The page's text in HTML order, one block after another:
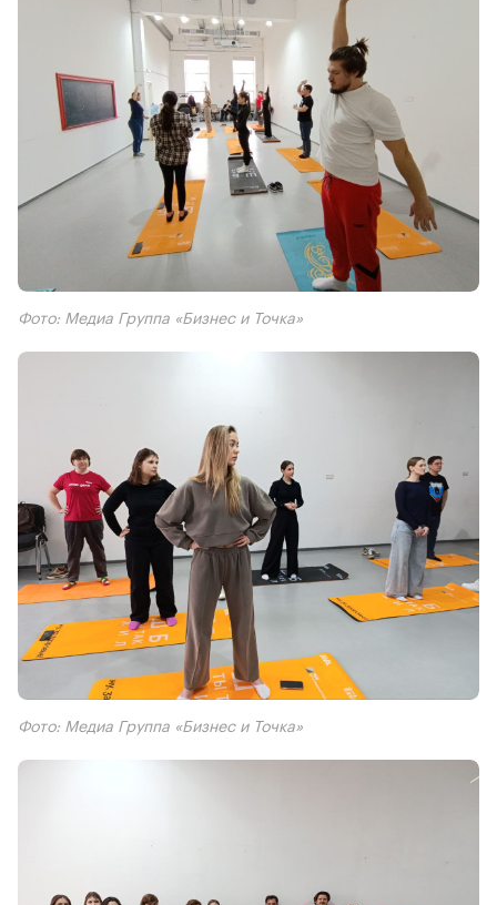
Фото: Медиа Группа «Бизнес и Точка»
Фото: Медиа Группа «Бизнес и Точка»